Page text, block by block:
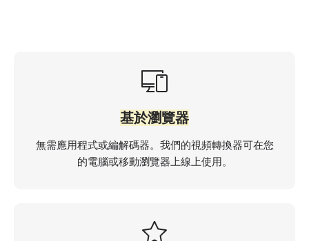
基於瀏覽器
無需應用程式或編解碼器。我們的視頻轉換器可在您
的電腦或移動瀏覽器上線上使用。